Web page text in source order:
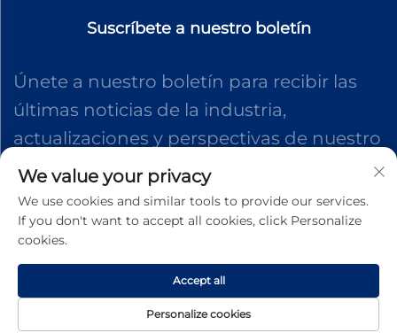
Suscríbete a nuestro boletín
Únete a nuestro boletín para recibir las
últimas noticias de la industria,
actualizaciones y perspectivas de nuestro
equipo.
Suscribirse
Derechos de autor © 2025 Dongguan Shengteng Plastic Hardware
Privacidad
We value your privacy
We use cookies and similar tools to provide our services.
If you don't want to accept all cookies, click Personalize
cookies.
Personalize cookies
Accept all